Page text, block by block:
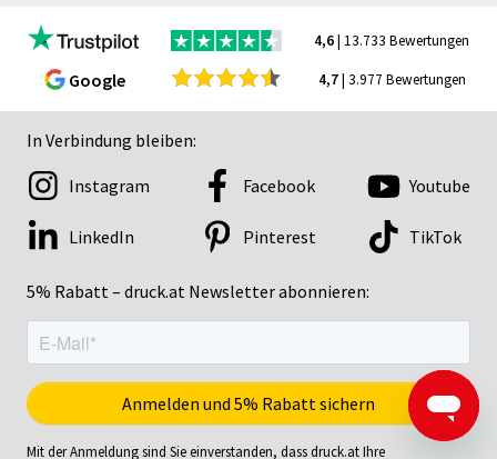
4,6| 13.733 Bewertungen
Google 4,7| 3.977 Bewertungen
In Verbindung bleiben:
5% Rabatt – druck.at Newsletter abonnieren:
Instagram Facebook Youtube
LinkedIn Pinterest TikTok
Mit der Anmeldung sind Sie einverstanden, dass druck.at Ihre